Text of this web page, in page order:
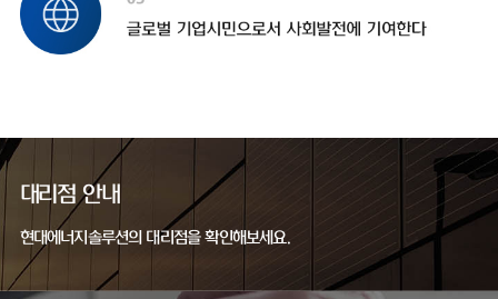
대리점 안내
현대에너지솔루션의 대리점을 확인해보세요.